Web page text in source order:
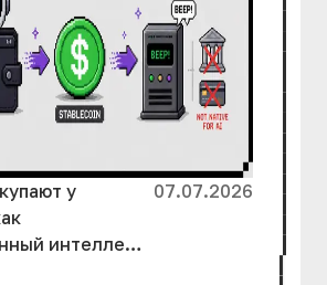
у
интеллект
07.07.2026